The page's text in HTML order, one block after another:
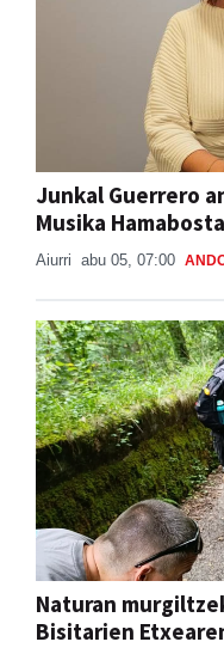
Junkal Guerrero
Musika
Aiurri abu 05, 07:00
Naturan
Bisitarien